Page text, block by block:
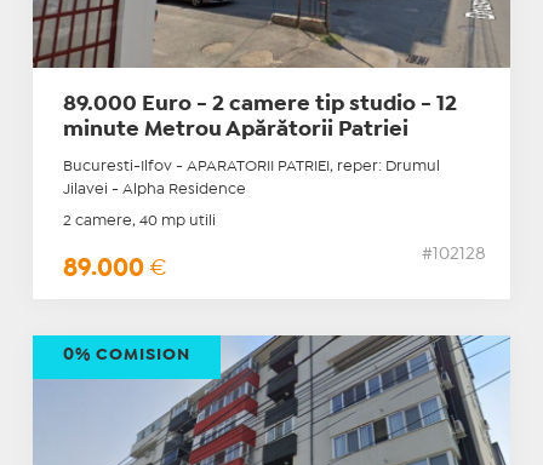
89.000 Euro - 2 camere tip studio - 12
minute Metrou Apărătorii Patriei
Bucuresti-Ilfov - APARATORII PATRIEI, reper: Drumul
Jilavei - Alpha Residence
2 camere, 40 mp utili
89.000 €
#102128
0% COMISION